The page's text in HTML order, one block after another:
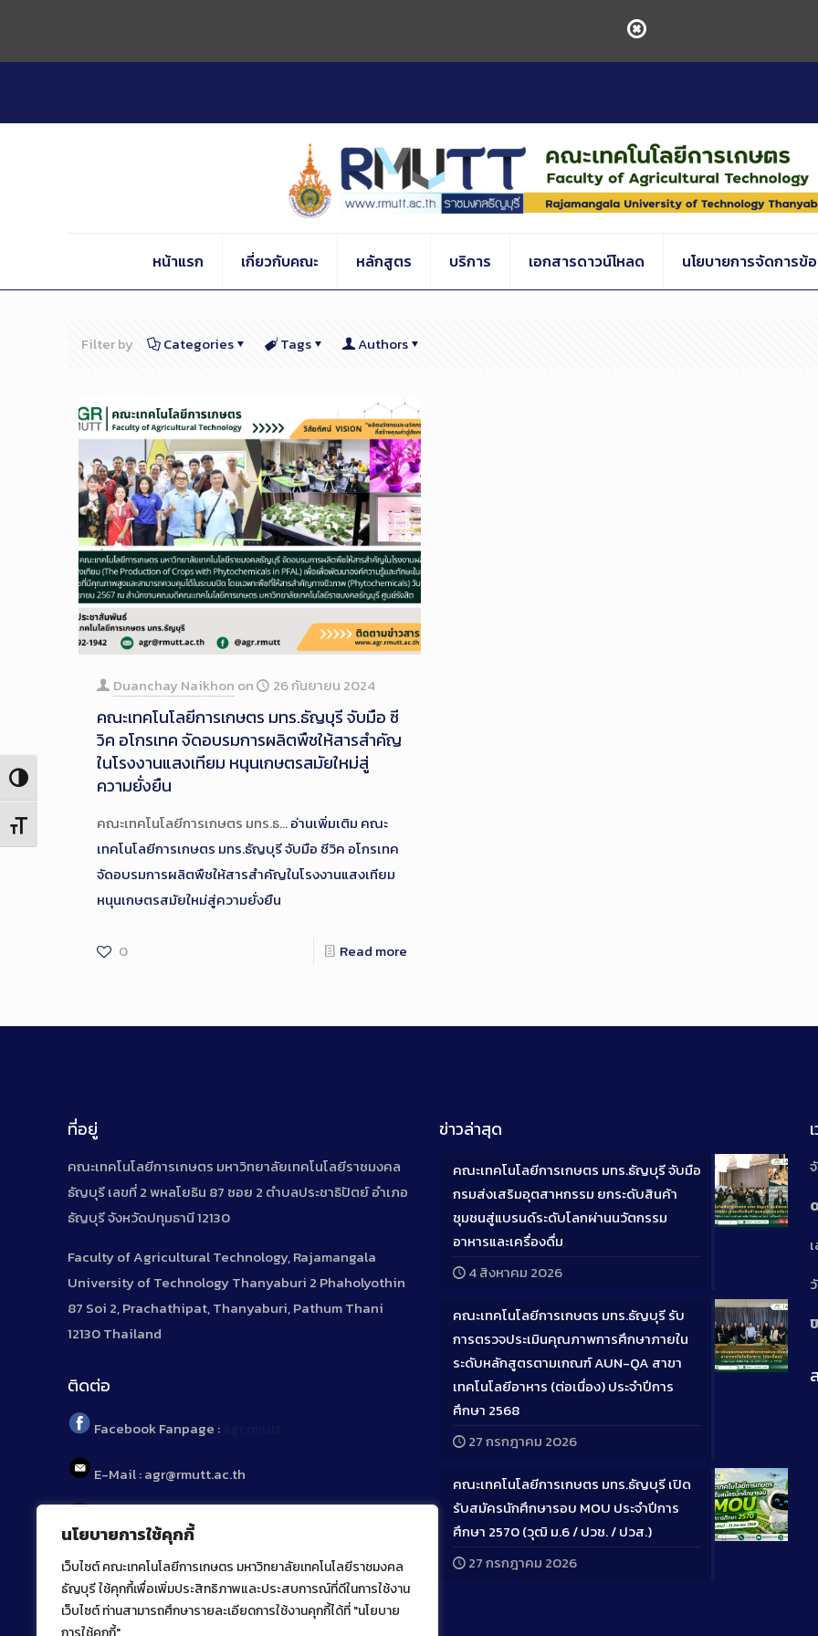
นโยบายการใช้คุกกี้
เว็บไซต์ คณะเทคโนโลยีการเกษตร มหาวิทยาลัยเทคโนโลยีราชมงคล
ธัญบุรี ใช้คุกกี้เพื่อเพิ่มประสิทธิภาพและประสบการณ์ที่ดีในการใช้งาน
เว็บไซต์ ท่านสามารถศึกษารายละเอียดการใช้งานคุกกี้ได้ที่ "นโยบาย
Content
Toggle High Contrast
Toggle Font size
หน้าแรก เกี่ยวกับคณะ หลักสูตร บริการ เอกสารดาวน์โหลด นโยบายการจัดการข้
Filter by Categories Tags Authors
Duanchay Naikhon on 26 กันยายน 2024
คณะเทคโนโลยีการเกษตร มทร.ธัญบุรี จับมือ ซี
วิค อโกรเทค จัดอบรมการผลิตพืชให้สารสำคัญ
ในโรงงานแสงเทียม หนุนเกษตรสมัยใหม่สู่
ความยั่งยืน
คณะเทคโนโลยีการเกษตร มทร.ธ…อ่านเพิ่มเติม คณะ
เทคโนโลยีการเกษตร มทร.ธัญบุรี จับมือ ซีวิค อโกรเทค
จัดอบรมการผลิตพืชให้สารสำคัญในโรงงานแสงเทียม
หนุนเกษตรสมัยใหม่สู่ความยั่งยืน
0 Read more
ที่อยู่
คณะเทคโนโลยีการเกษตร มหาวิทยาลัยเทคโนโลยีราชมงคล
ธัญบุรี เลขที่ 2 พหลโยธิน 87 ซอย 2 ตำบลประชาธิปัตย์ อำเภอ
ธัญบุรี จังหวัดปทุมธานี 12130
Faculty of Agricultural Technology, Rajamangala
University of Technology Thanyaburi 2 Phaholyothin
87 Soi 2, Prachathipat, Thanyaburi, Pathum Thani
12130 Thailand
ติดต่อ
Facebook Fanpage :
E-Mail : agr@rmutt.ac.th
Tel : 02 592 1955
ข่าวล่าสุด
Long
คณะเทคโนโลยีการเกษตร มทร.ธัญบุรี จับมือ
กรมส่งเสริมอุตสาหกรรม ยกระดับสินค้า
ชุมชนสู่แบรนด์ระดับโลกผ่านนวัตกรรม
อาหารและเครื่องดื่ม
4 สิงหาคม 2026
Long
คณะเทคโนโลยีการเกษตร มทร.ธัญบุรี รับ
การตรวจประเมินคุณภาพการศึกษาภายใน
ระดับหลักสูตรตามเกณฑ์ AUN-QA สาขา
เทคโนโลยีอาหาร (ต่อเนื่อง) ประจำปีการ
ศึกษา 2568
27 กรกฎาคม 2026
Long
คณะเทคโนโลยีการเกษตร มทร.ธัญบุรี เปิด
รับสมัครนักศึกษารอบ MOU ประจำปีการ
ศึกษา 2570 (วุฒิ ม.6 / ปวช. / ปวส.)
27 กรกฎาคม 2026